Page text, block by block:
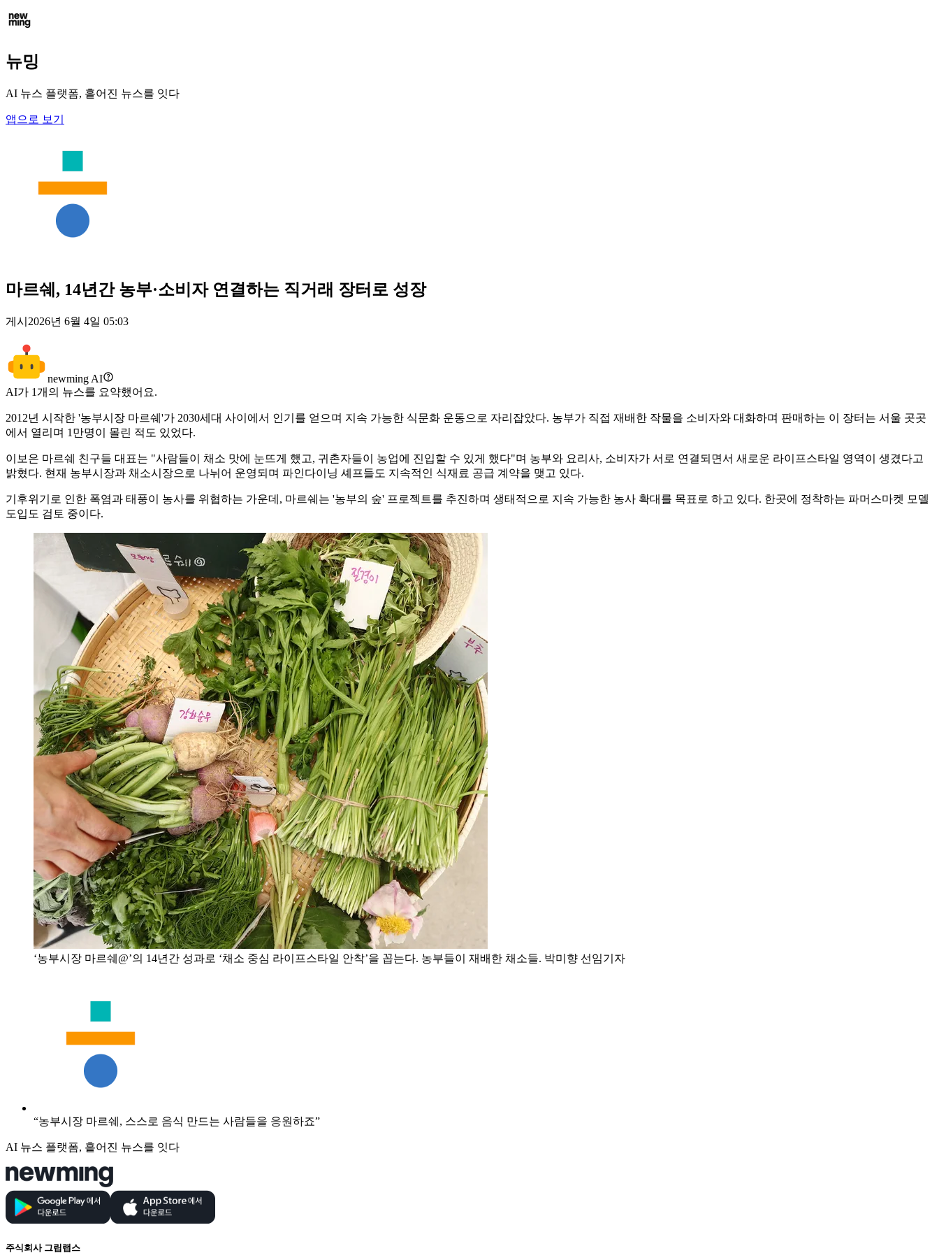
뉴밍
AI 뉴스 플랫폼, 흩어진 뉴스를 잇다
앱으로 보기
마르쉐, 14년간 농부·소비자 연결하는 직거래 장터로 성장
게시 2026년 6월 4일 05:03
newming AI
AI가 1개의 뉴스를 요약했어요.
2012년 시작한 '농부시장 마르쉐'가 2030세대 사이에서 인기를 얻으며 지속 가능한 식문화 운동으로 자리잡았다. 농부가 직접 재배한 작물을 소비자와 대화하며 판매하는 이 장터는 서울 곳곳
에서 열리며 1만명이 몰린 적도 있었다.
이보은 마르쉐 친구들 대표는 "사람들이 채소 맛에 눈뜨게 했고, 귀촌자들이 농업에 진입할 수 있게 했다"며 농부와 요리사, 소비자가 서로 연결되면서 새로운 라이프스타일 영역이 생겼다고
밝혔다. 현재 농부시장과 채소시장으로 나뉘어 운영되며 파인다이닝 셰프들도 지속적인 식재료 공급 계약을 맺고 있다.
기후위기로 인한 폭염과 태풍이 농사를 위협하는 가운데, 마르쉐는 '농부의 숲' 프로젝트를 추진하며 생태적으로 지속 가능한 농사 확대를 목표로 하고 있다. 한곳에 정착하는 파머스마켓 모델
도입도 검토 중이다.
‘농부시장 마르쉐@’의 14년간 성과로 ‘채소 중심 라이프스타일 안착’을 꼽는다. 농부들이 재배한 채소들. 박미향 선임기자
“농부시장 마르쉐, 스스로 음식 만드는 사람들을 응원하죠”
AI 뉴스 플랫폼, 흩어진 뉴스를 잇다
주식회사 그립랩스